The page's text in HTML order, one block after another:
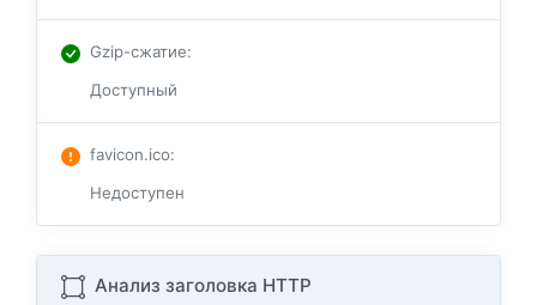
Gzip-сжатие:
Доступный
favicon.ico:
Недоступен
Анализ заголовка HTTP